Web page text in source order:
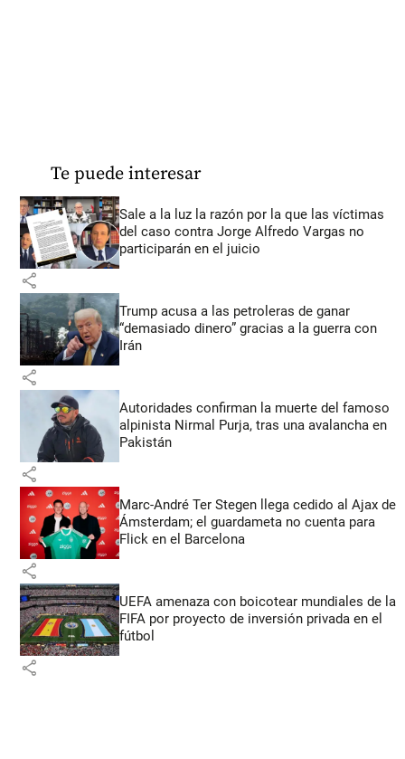
Te puede interesar
Sale a la luz la razón por la que las víctimas
del caso contra Jorge Alfredo Vargas no
participarán en el juicio
share
Trump acusa a las petroleras de ganar
“demasiado dinero” gracias a la guerra con
Irán
share
Autoridades confirman la muerte del famoso
alpinista Nirmal Purja, tras una avalancha en
Pakistán
share
Marc-André Ter Stegen llega cedido al Ajax de
Ámsterdam; el guardameta no cuenta para
Flick en el Barcelona
share
UEFA amenaza con boicotear mundiales de la
FIFA por proyecto de inversión privada en el
fútbol
share